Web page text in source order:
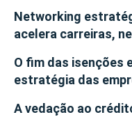
Networking
acelera carreiras,
O fim das isenções
estratégia das
A vedação ao